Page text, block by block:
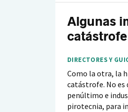
Algunas
DIRECTORES Y
Como la otra, la
catástrofe. No es
penúltimo e
pirotecnia, para